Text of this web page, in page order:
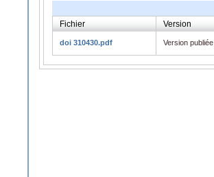
Fichier Version
doi 310430.pdf Version publiée